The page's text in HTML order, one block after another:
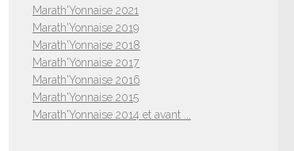
Marath'Yonnaise 2021
Marath'Yonnaise 2019
Marath'Yonnaise 2018
Marath'Yonnaise 2017
Marath'Yonnaise 2016
Marath'Yonnaise 2015
Marath'Yonnaise 2014 et avant ...